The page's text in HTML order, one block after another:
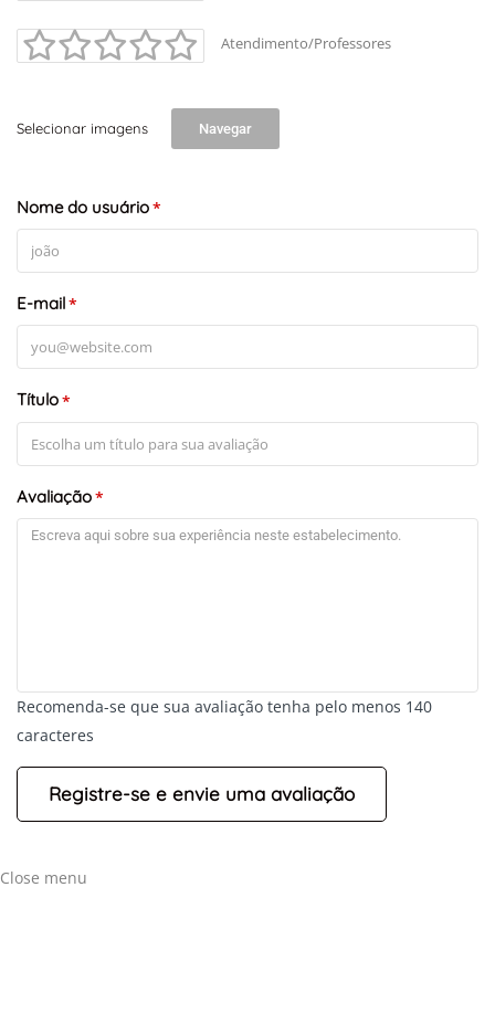
Atendimento/Professores
Selecionar imagens Navegar
Nome do usuário*
E-mail*
Título*
Avaliação*
Recomenda-se que sua avaliação tenha pelo menos 140
caracteres
Close menu